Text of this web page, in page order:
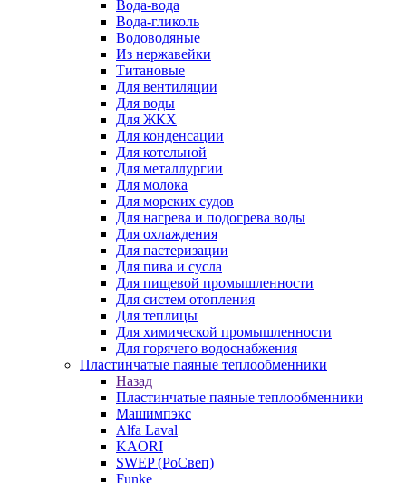
Вода-вода
Вода-гликоль
Водоводяные
Из нержавейки
Титановые
Для вентиляции
Для воды
Для ЖКХ
Для конденсации
Для котельной
Для металлургии
Для молока
Для морских судов
Для нагрева и подогрева воды
Для охлаждения
Для пастеризации
Для пива и сусла
Для пищевой промышленности
Для систем отопления
Для теплицы
Для химической промышленности
Для горячего водоснабжения
Пластинчатые паяные теплообменники
Назад
Пластинчатые паяные теплообменники
Машимпэкс
Alfa Laval
KAORI
SWEP (РоСвеп)
Funke